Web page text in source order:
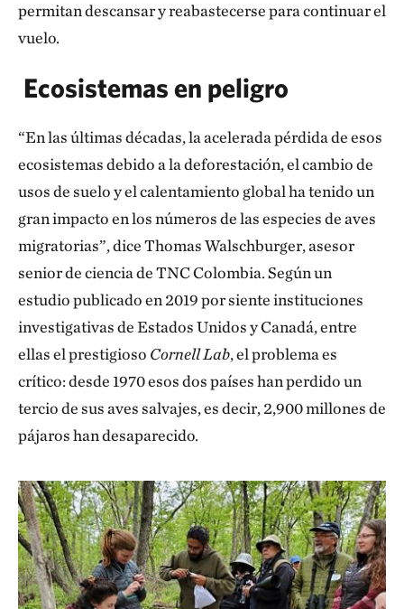
permitan descansar y reabastecerse para continuar el
vuelo.
Ecosistemas en peligro
“En las últimas décadas, la acelerada pérdida de esos
ecosistemas debido a la deforestación, el cambio de
usos de suelo y el calentamiento global ha tenido un
gran impacto en los números de las especies de aves
migratorias”, dice Thomas Walschburger, asesor
senior de ciencia de TNC Colombia. Según un
estudio publicado en 2019 por siente instituciones
investigativas de Estados Unidos y Canadá, entre
ellas el prestigioso Cornell Lab, el problema es
crítico: desde 1970 esos dos países han perdido un
tercio de sus aves salvajes, es decir, 2,900 millones de
pájaros han desaparecido.